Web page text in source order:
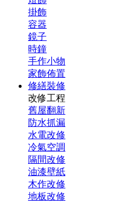
掛飾
容器
鏡子
時鐘
手作小物
家飾佈置
修繕裝修
改修工程
舊屋翻新
防水抓漏
水電改修
冷氣空調
隔間改修
油漆壁紙
木作改修
地板改修